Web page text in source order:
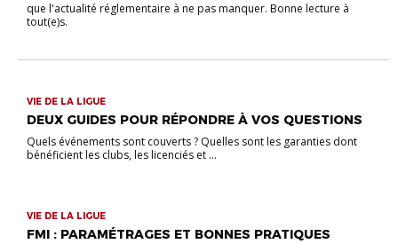
que l'actualité réglementaire à ne pas manquer. Bonne lecture à
tout(e)s.
VIE DE LA LIGUE
DEUX GUIDES POUR RÉPONDRE À VOS QUESTIONS
Quels événements sont couverts ? Quelles sont les garanties dont
bénéficient les clubs, les licenciés et ...
VIE DE LA LIGUE
FMI : PARAMÉTRAGES ET BONNES PRATIQUES